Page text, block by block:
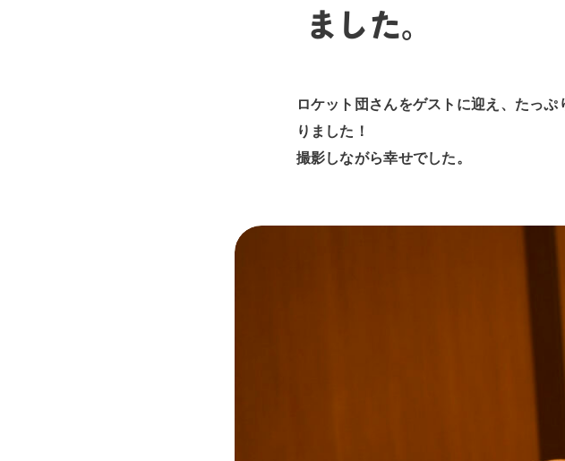
ました。
ロケット団さんをゲストに迎え、たっ
りました！
撮影しながら幸せでした。